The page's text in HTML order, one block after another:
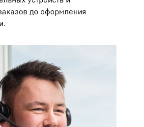
до оформления